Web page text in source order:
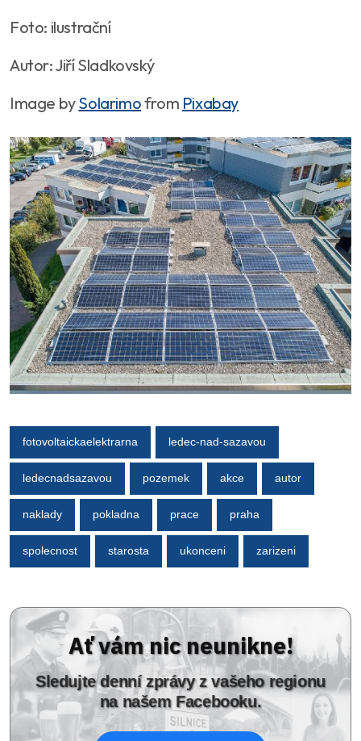
Foto: ilustrační
Autor: Jiří Sladkovský
Image bySolarimofrom Pixabay
fotovoltaickaelektrarna ledec-nad-sazavou
ledecnadsazavou pozemek akce autor
naklady pokladna prace praha
spolecnost starosta ukonceni zarizeni
Ať vám nic neunikne!
Sledujte denní zprávy z vašeho regionu
na našem Facebooku.